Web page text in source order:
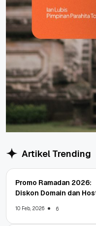
Artikel Trending
Promo Ramadan 2026:
Diskon Domain dan
10 Feb, 2026 6